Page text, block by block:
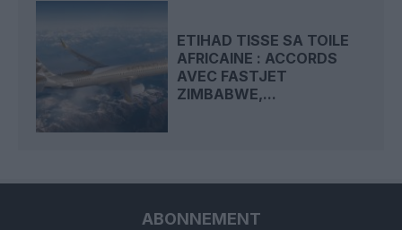
ETIHAD TISSE SA TOILE
AFRICAINE : ACCORDS
AVEC FASTJET
ZIMBABWE,...
ABONNEMENT